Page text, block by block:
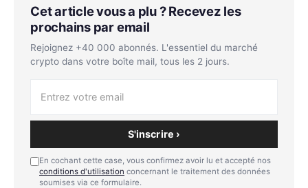
Cet article vous a plu ? Recevez les
prochains par email
Rejoignez +40 000 abonnés. L'essentiel du marché
crypto dans votre boîte mail, tous les 2 jours.
S'inscrire ›
En cochant cette case, vous confirmez avoir lu et accepté nos
conditions d'utilisation concernant le traitement des données
soumises via ce formulaire.